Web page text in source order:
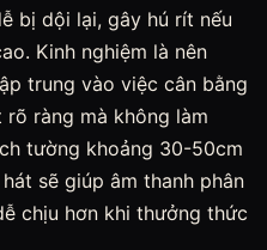
bị dội lại, gây hú rít nếu
Kinh nghiệm là nên
trung vào việc cân bằng
rõ ràng mà không làm
tường khoảng 30-50cm
sẽ giúp âm thanh phân
chịu hơn khi thưởng thức